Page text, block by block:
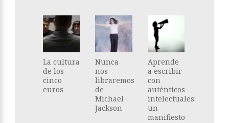
La cultura
de los
cinco
euros
Nunca
nos
libraremos
de
Michael
Jackson
Aprende
a escribir
con
auténticos
intelectuales:
un
manifiesto